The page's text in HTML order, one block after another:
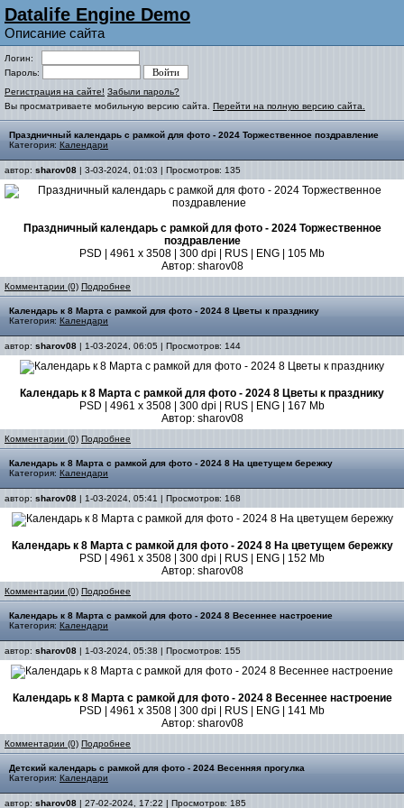
Datalife Engine Demo
Описание сайта
Логин:
Пароль:
Регистрация на сайте! Забыли пароль?
Вы просматриваете мобильную версию сайта. Перейти на полную версию сайта.
Праздничный календарь с рамкой для фото - 2024 Торжественное поздравление
Категория: Календари
автор: sharov08 | 3-03-2024, 01:03 | Просмотров: 135
Праздничный календарь с рамкой для фото - 2024 Торжественное
поздравление
PSD | 4961 х 3508 | 300 dpi | RUS | ENG | 105 Mb
Автор: sharov08
Комментарии (0) Подробнее
Календарь к 8 Марта с рамкой для фото - 2024 8 Цветы к празднику
Категория: Календари
автор: sharov08 | 1-03-2024, 06:05 | Просмотров: 144
Календарь к 8 Марта с рамкой для фото - 2024 8 Цветы к празднику
PSD | 4961 х 3508 | 300 dpi | RUS | ENG | 167 Mb
Автор: sharov08
Комментарии (0) Подробнее
Календарь к 8 Марта с рамкой для фото - 2024 8 На цветущем бережку
Категория: Календари
автор: sharov08 | 1-03-2024, 05:41 | Просмотров: 168
Календарь к 8 Марта с рамкой для фото - 2024 8 На цветущем бережку
PSD | 4961 х 3508 | 300 dpi | RUS | ENG | 152 Mb
Автор: sharov08
Комментарии (0) Подробнее
Календарь к 8 Марта с рамкой для фото - 2024 8 Весеннее настроение
Категория: Календари
автор: sharov08 | 1-03-2024, 05:38 | Просмотров: 155
Календарь к 8 Марта с рамкой для фото - 2024 8 Весеннее настроение
PSD | 4961 х 3508 | 300 dpi | RUS | ENG | 141 Mb
Автор: sharov08
Комментарии (0) Подробнее
Детский календарь с рамкой для фото - 2024 Весенняя прогулка
Категория: Календари
автор: sharov08 | 27-02-2024, 17:22 | Просмотров: 185